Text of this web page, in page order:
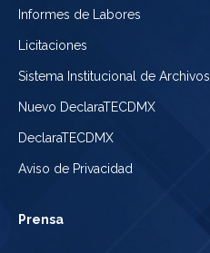
Informes de Labores
Licitaciones
Sistema Institucional de Archivos
Nuevo DeclaraTECDMX
DeclaraTECDMX
Aviso de Privacidad
Prensa